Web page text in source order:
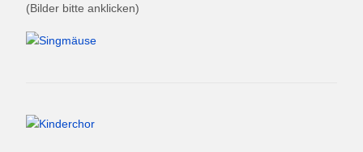
(Bilder bitte anklicken)